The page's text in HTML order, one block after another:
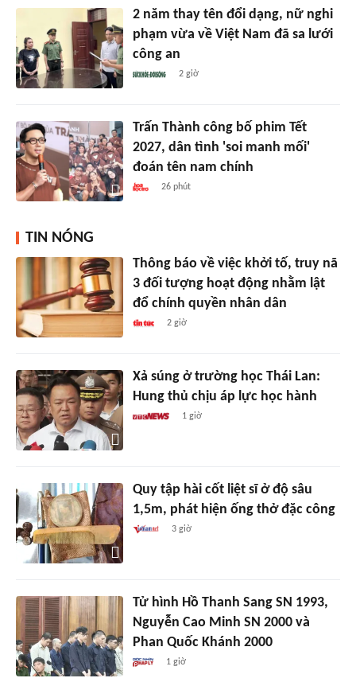
2 năm thay tên đổi dạng, nữ nghi
phạm vừa về Việt Nam đã sa lưới
công an
2 giờ
Trấn Thành công bố phim Tết
2027, dân tình 'soi manh mối'
đoán tên nam chính
26 phút
TIN NÓNG
Thông báo về việc khởi tố, truy nã
3 đối tượng hoạt động nhằm lật
đổ chính quyền nhân dân
2 giờ
Xả súng ở trường học Thái Lan:
Hung thủ chịu áp lực học hành
1 giờ
Quy tập hài cốt liệt sĩ ở độ sâu
1,5m, phát hiện ống thở đặc công
3 giờ
Tử hình Hồ Thanh Sang SN 1993,
Nguyễn Cao Minh SN 2000 và
Phan Quốc Khánh 2000
1 giờ